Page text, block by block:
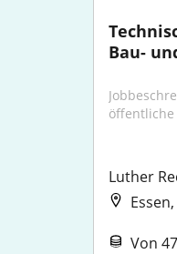
Bau-
Luther
Von